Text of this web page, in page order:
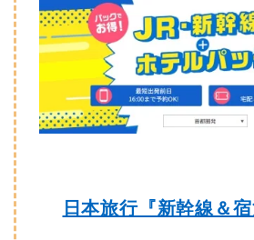
日本旅行『新幹線＆